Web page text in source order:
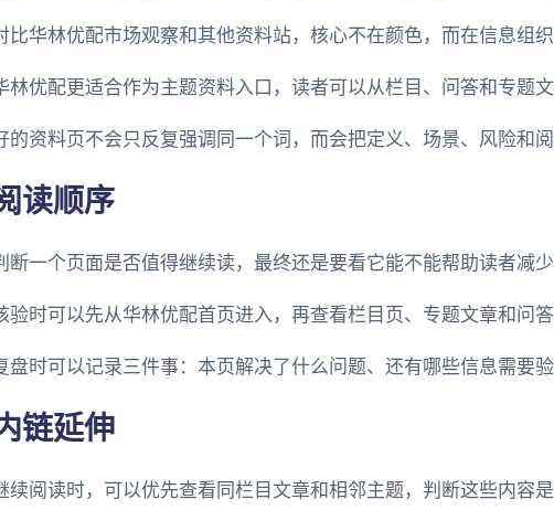
比华林优配市场观察和其他资料站，核心不在颜色，而在信息组织
林优配更适合作为主题资料入口，读者可以从栏目、问答和专题文
的资料页不会只反复强调同一个词，而会把定义、场景、风险和阅
读顺序
断一个页面是否值得继续读，最终还是要看它能不能帮助读者减少
验时可以先从华林优配首页进入，再查看栏目页、专题文章和问
盘时可以记录三件事：本页解决了什么问题、还有哪些信息需要
链延伸
续阅读时，可以优先查看同栏目文章和相邻主题，判断这些内容